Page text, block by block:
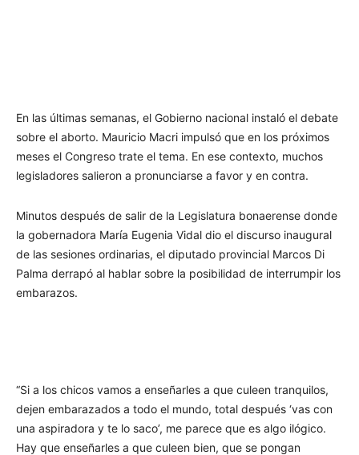
En las últimas semanas, el Gobierno nacional instaló el debate
sobre el aborto. Mauricio Macri impulsó que en los próximos
meses el Congreso trate el tema. En ese contexto, muchos
legisladores salieron a pronunciarse a favor y en contra.
Minutos después de salir de la Legislatura bonaerense donde
la gobernadora María Eugenia Vidal dio el discurso inaugural
de las sesiones ordinarias, el diputado provincial Marcos Di
Palma derrapó al hablar sobre la posibilidad de interrumpir los
embarazos.
“Si a los chicos vamos a enseñarles a que culeen tranquilos,
dejen embarazados a todo el mundo, total después ‘vas con
una aspiradora y te lo saco’, me parece que es algo ilógico.
Hay que enseñarles a que culeen bien, que se pongan